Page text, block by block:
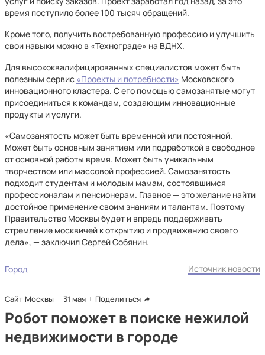
время поступило более 100 тысяч обращений.
Кроме того, получить востребованную профессию и улучшить
свои навыки можно в «Технограде» на ВДНХ.
Для высококвалифицированных специалистов может быть
полезным сервис «Проекты и потребности» Московского
инновационного кластера. С его помощью самозанятые могут
присоединиться к командам, создающим инновационные
продукты и услуги.
«Самозанятость может быть временной или постоянной.
Может быть основным занятием или подработкой в свободное
от основной работы время. Может быть уникальным
творчеством или массовой профессией. Самозанятость
подходит студентам и молодым мамам, состоявшимся
профессионалам и пенсионерам. Главное — это желание найти
достойное применение своим знаниям и талантам. Поэтому
Правительство Москвы будет и впредь поддерживать
стремление москвичей к открытию и продвижению своего
дела», — заключил Сергей Собянин.
Город Источник новости
Сайт Москвы 31 мая Поделиться
Робот поможет в поиске нежилой
недвижимости в городе